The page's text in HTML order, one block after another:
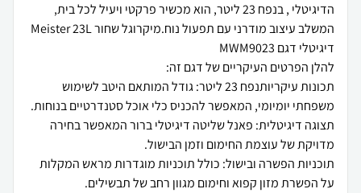
הדיגיטלי , בנפח 23 ליטר, הוא מכשיר פרקטי ויעיל לכל בית,
המשלב עיצוב מודרני עם תפעול נוח.מיקרוגל שחור Meister 23L
תכונות עיקריותנפח 23 ליטר: גודל המותאם היטב לשימוש
תצוגה דיגיטלית: פאנל שליטה דיגיטלי ברור המאפשר בחירה
תוכניות הפשרה ובישול: כולל תוכניות מוגדרות מראש המקלות